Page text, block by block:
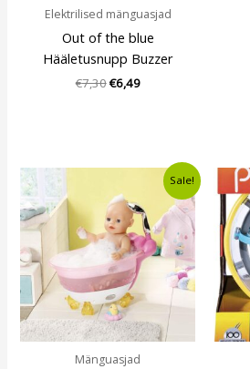
Elektrilised mänguasjad
Out of the blue
Hääletusnupp Buzzer
€7,30€6,49
Sale!
Mänguasjad
hind
oli:
€24,99.
Current
price
€20,99.